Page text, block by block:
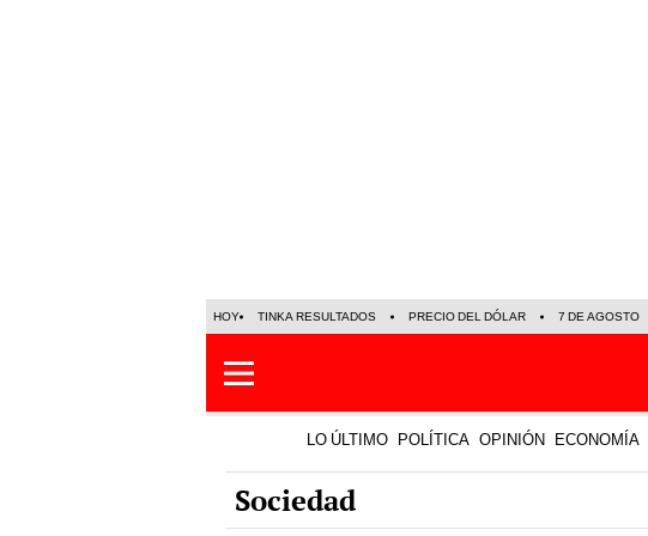
HOY TINKA RESULTADOS PRECIO DEL DÓLAR 7 DE AGOSTO
LO ÚLTIMO POLÍTICA OPINIÓN ECONOMÍA
Sociedad